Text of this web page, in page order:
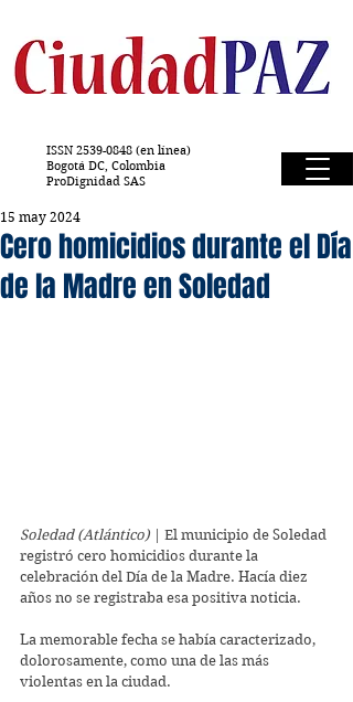
ISSN 2539-0848 (en línea)
Bogotá DC, Colombia
ProDignidad SAS
Cero homicidios durante el Día
de la Madre en Soledad
15 may 2024
Soledad (Atlántico)
El municipio de Soledad
registró cero homicidios durante la
celebración del Día de la Madre. Hacía diez
años no se registraba esa positiva noticia.
La memorable fecha se había caracterizado,
dolorosamente, como una de las más
violentas en la ciudad.